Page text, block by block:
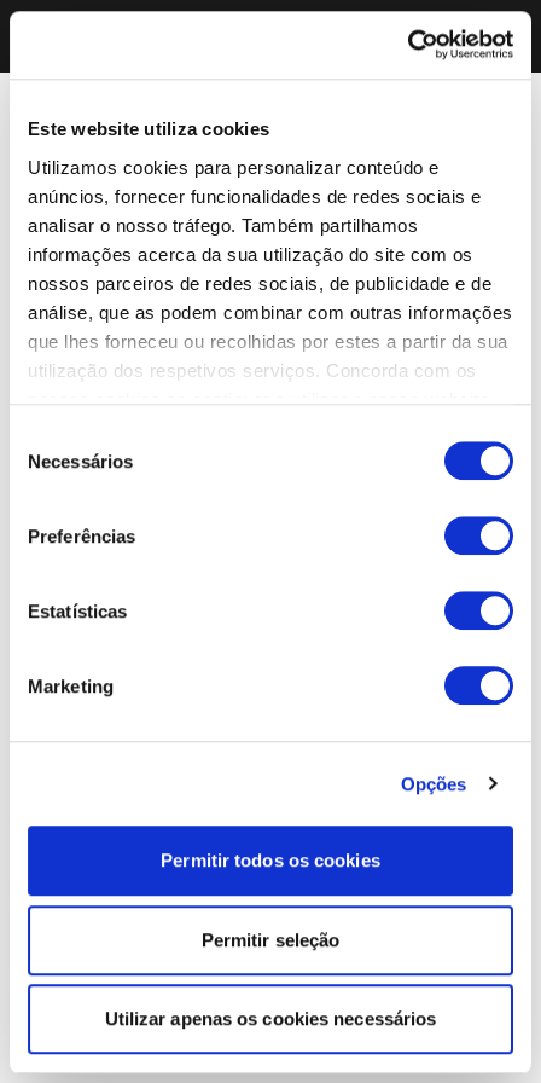
Este website utiliza cookies
Utilizamos cookies para personalizar conteúdo e
anúncios, fornecer funcionalidades de redes sociais e
analisar o nosso tráfego. Também partilhamos
informações acerca da sua utilização do site com os
nossos parceiros de redes sociais, de publicidade e de
análise, que as podem combinar com outras informações
que lhes forneceu ou recolhidas por estes a partir da sua
utilização dos respetivos serviços. Concorda com os
Necessários
Preferências
Estatísticas
Marketing
Opções
Permitir todos os cookies
Permitir seleção
Utilizar apenas os cookies necessários